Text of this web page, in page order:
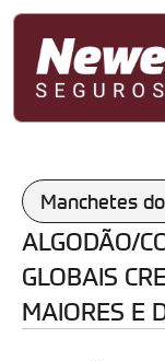
Manchetes
ALGODÃO/
GLOBAIS
MAIORES E